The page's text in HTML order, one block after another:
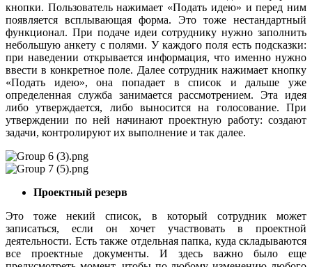
кнопки. Пользователь нажимает «Подать идею» и перед ним
появляется всплывающая форма. Это тоже нестандартный
функционал. При подаче идеи сотруднику нужно заполнить
небольшую анкету с полями. У каждого поля есть подсказки:
при наведении открывается информация, что именно нужно
ввести в конкретное поле. Далее сотрудник нажимает кнопку
«Подать идею», она попадает в список и дальше уже
определенная служба занимается рассмотрением. Эта идея
либо утверждается, либо выносится на голосование. При
утверждении по ней начинают проектную работу: создают
задачи, контролируют их выполнение и так далее.
Проектный резерв
Это тоже некий список, в который сотрудник может
записаться, если он хочет участвовать в проектной
деятельности. Есть также отдельная папка, куда складываются
все проектные документы. И здесь важно было еще